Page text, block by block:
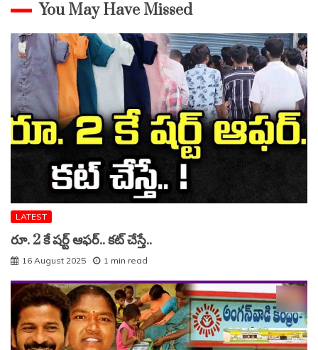
You May Have Missed
LATEST
రూ. 2 కే షర్ట్ ఆఫర్.. కట్ చేస్తే..
16 August 2025 1 min read